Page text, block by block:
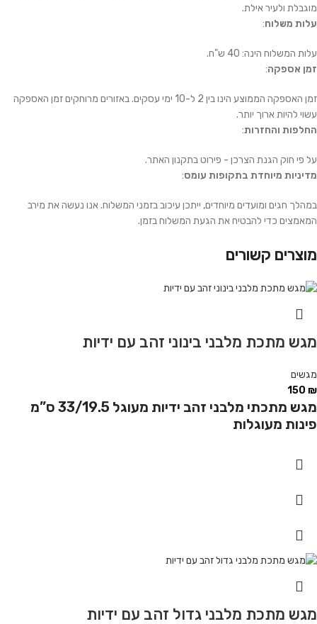
מוגבלת ולעיר אילת.
עלות משלוח:
עלות המשלוח הינה: 40 ש"ח.
זמן אספקה:
זמן האספקה הממוצע הינו בין 2 ל-10 ימי עסקים. באזורים מרוחקים זמן האספקה
עשוי להיות ארוך יותר.
החלפות והחזרות:
על פי חוק הגנת הצרכן - פירוט בתקנון האתר.
מדיניות מיוחדת בתקופות עומס:
במהלך חגים ומועדים מיוחדים, ייתכן עיכוב בזמני המשלוח. אנו נעשה את מירב
המאמצים כדי להבטיח את הגעת המשלוח בזמן.
מוצרים קשורים
מגש מתכת מלבני בינוני זהב עם ידיות
מגשים
150 ₪
מגש מתכתי מלבני זהב ידיות מעוגל 33/19.5 ס”מ
פינות מעוגלות
מגש מתכת מלבני גדול זהב עם ידיות